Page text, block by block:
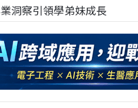
洞察引領學弟妹成長